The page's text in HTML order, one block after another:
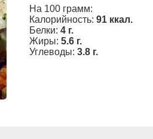
На 100 грамм:
Калорийность: 91 ккал.
Белки: 4 г.
Жиры: 5.6 г.
Углеводы: 3.8 г.